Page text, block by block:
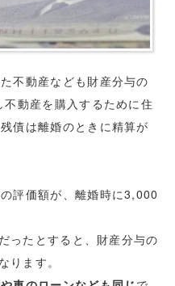
不動産なども財産分与の
動産を購入するために住
債は離婚のときに精算が
評価額が、離婚時に3,000
ったとすると、財産分与の
ます。